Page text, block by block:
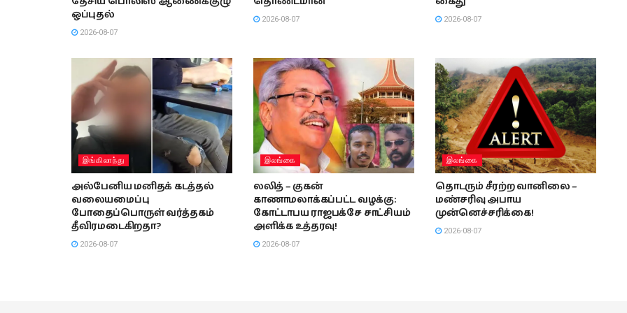
ஒப்புதல்
2026-08-07
2026-08-07 2026-08-07
இங்கிலாந்து
அல்பேனிய மனிதக் கடத்தல்
வலையமைப்பு
போதைப்பொருள் வர்த்தகம்
தீவிரமடைகிறதா?
2026-08-07
இலங்கை
லலித் – குகன்
காணாமலாக்கப்பட்ட வழக்கு:
கோட்டாபய ராஜபக்சே சாட்சியம்
அளிக்க உத்தரவு!
2026-08-07
இலங்கை
தொடரும் சீரற்ற வானிலை –
மண்சரிவு அபாய
முன்னெச்சரிக்கை!
2026-08-07